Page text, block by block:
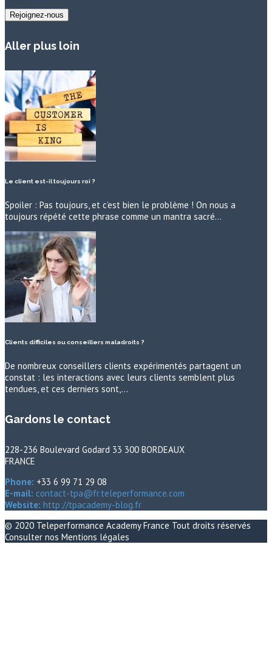
Aller plus loin
Le client est-il toujours roi ?
Spoiler : Pas toujours, et c’est bien le problème ! On nous a
toujours répété cette phrase comme un mantra sacré…
Clients difficiles ou conseillers maladroits ?
De nombreux conseillers clients expérimentés partagent un
constat : les interactions avec leurs clients semblent plus
tendues, et ces derniers sont,…
Gardons le contact
228-236 Boulevard Godard 33 300 BORDEAUX
FRANCE
Phone: +33 6 99 71 29 08
E-mail: contact-tpa@fr.teleperformance.com
Website: http://tpacademy-blog.fr
© 2020 Teleperformance Academy France Tout droits réservés
Consulter nos Mentions légales